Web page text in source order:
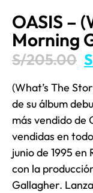
OASIS –
Morning
S/205.00
(What’s The
de su álbum
más vendido de
vendidas en
junio de 1995
con la
Gallagher.